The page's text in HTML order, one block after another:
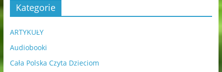
Kategorie
ARTYKUŁY
Audiobooki
Cała Polska Czyta Dzieciom